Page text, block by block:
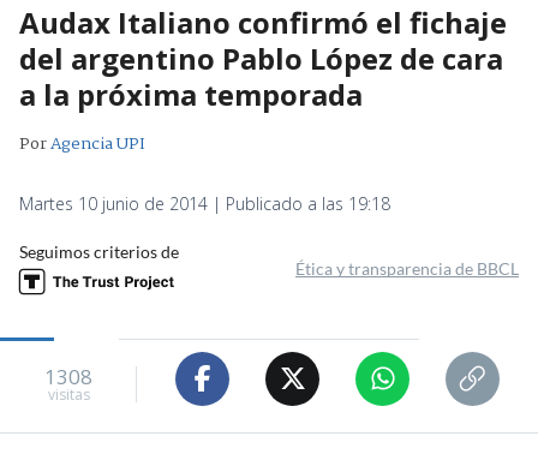
Audax Italiano confirmó el fichaje
del argentino Pablo López de cara
a la próxima temporada
PorAgencia UPI
Martes 10 junio de 2014 | Publicado a las 19:18
Seguimos criterios de
Ética y transparencia de BBCL
1308
visitas